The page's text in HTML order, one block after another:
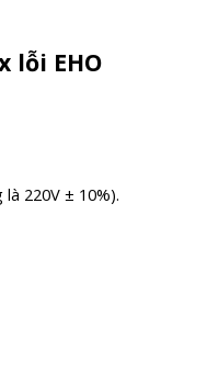
lỗi EHO
220V ± 10%).